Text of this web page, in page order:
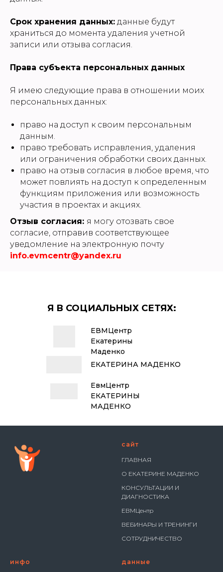
Срок хранения данных: данные будут
храниться до момента удаления учетной
записи или отзыва согласия.
Права субъекта персональных данных
Я имею следующие права в отношении моих
персональных данных:
право на доступ к своим персональным
данным.
право требовать исправления, удаления
или ограничения обработки своих данных.
право на отзыв согласия в любое время, что
может повлиять на доступ к определенным
функциям приложения или возможность
участия в проектах и акциях.
Отзыв согласия: я могу отозвать свое
согласие, отправив соответствующее
уведомление на электронную почту
info.evmcentr@yandex.ru
Я В СОЦИАЛЬНЫХ СЕТЯХ:
ЕВМЦентр
Екатерины
Маденко
ЕКАТЕРИНА МАДЕНКО
ЕвмЦентр
ЕКАТЕРИНЫ
МАДЕНКО
сайт
ГЛАВНАЯ
О ЕКАТЕРИНЕ МАДЕНКО
КОНСУЛЬТАЦИИ И
ДИАГНОСТИКА
ЕВМЦентр
ВЕБИНАРЫ И ТРЕНИНГИ
СОТРУДНИЧЕСТВО
инфо данные